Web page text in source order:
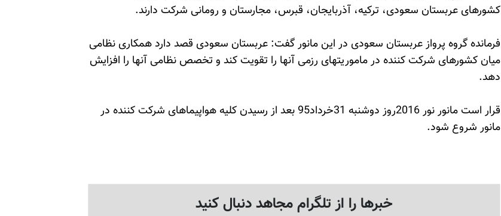
کشورهای عربستان سعودی، ترکیه، آذربایجان، قبرس، مجارستان و رومانی شرکت دارند.
فرمانده گروه پرواز عربستان سعودی در این مانور گفت: عربستان سعودی قصد دارد همکاری نظامی
میان کشورهای شرکت کننده در ماموریتهای رزمی آنها را تقویت کند و تخصص نظامی آنها را افزایش
دهد.
قرار است مانور نور 2016روز دوشنبه 31خرداد95 بعد از رسیدن کلیه هواپیماهای شرکت کننده در
مانور شروع شود.
خبرها را از تلگرام مجاهد دنبال کنید